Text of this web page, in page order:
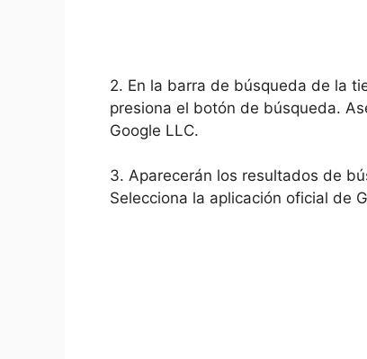
2. En la barra de búsqueda de la
presiona el botón de búsqueda.
Google LLC.
3. Aparecerán los resultados de
Selecciona la aplicación oficial de